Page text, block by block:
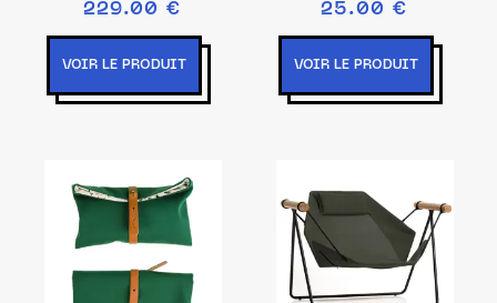
229.00 €
VOIR LE PRODUIT
25.00 €
VOIR LE PRODUIT